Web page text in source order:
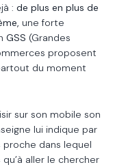
: de plus en plus de
une forte
GSS (Grandes
proposent
du moment
sur son mobile son
lui indique par
proche dans lequel
aller le chercher